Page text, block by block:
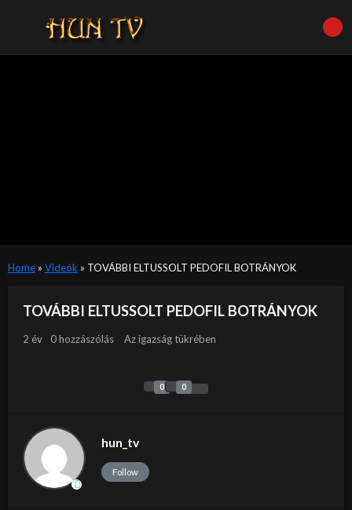
Home» Videók » TOVÁBBI ELTUSSOLT PEDOFIL BOTRÁNYOK
TOVÁBBI ELTUSSOLT PEDOFIL BOTRÁNYOK
2 év 0 hozzászólás Az igazság tükrében
0 0
hun_tv
Follow